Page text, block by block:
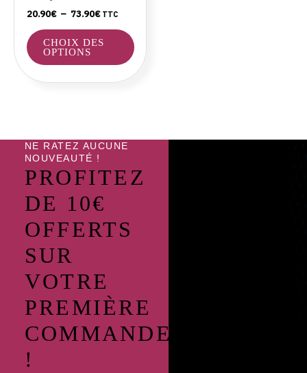
20.90€ – 73.90€ TTC
CHOIX DES
OPTIONS
page
du
NE RATEZ AUCUNE
NOUVEAUTÉ !
PROFITEZ
DE 10€
OFFERTS
SUR
VOTRE
PREMIÈRE
COMMANDE
!